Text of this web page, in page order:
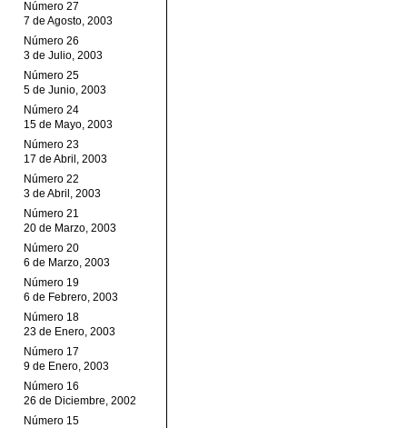
Número 27
7 de Agosto, 2003
Número 26
3 de Julio, 2003
Número 25
5 de Junio, 2003
Número 24
15 de Mayo, 2003
Número 23
17 de Abril, 2003
Número 22
3 de Abril, 2003
Número 21
20 de Marzo, 2003
Número 20
6 de Marzo, 2003
Número 19
6 de Febrero, 2003
Número 18
23 de Enero, 2003
Número 17
9 de Enero, 2003
Número 16
26 de Diciembre, 2002
Número 15